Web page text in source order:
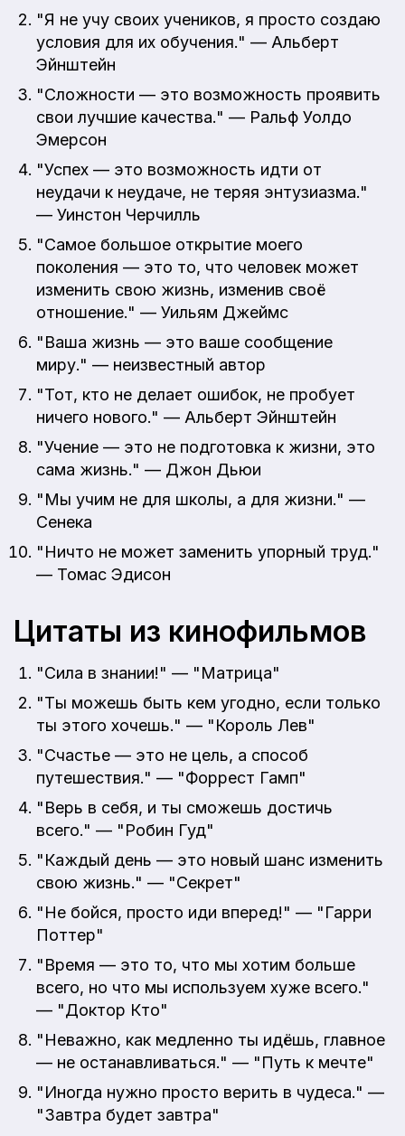
"Я не учу своих учеников, я просто создаю
условия для их обучения." — Альберт
Эйнштейн
"Сложности — это возможность проявить
свои лучшие качества." — Ральф Уолдо
Эмерсон
"Успех — это возможность идти от
неудачи к неудаче, не теряя энтузиазма."
— Уинстон Черчилль
"Самое большое открытие моего
поколения — это то, что человек может
изменить свою жизнь, изменив своё
отношение." — Уильям Джеймс
"Ваша жизнь — это ваше сообщение
миру." — неизвестный автор
"Тот, кто не делает ошибок, не пробует
ничего нового." — Альберт Эйнштейн
"Учение — это не подготовка к жизни, это
сама жизнь." — Джон Дьюи
"Мы учим не для школы, а для жизни." —
Сенека
"Ничто не может заменить упорный труд."
— Томас Эдисон
Цитаты из кинофильмов
"Сила в знании!" — "Матрица"
"Ты можешь быть кем угодно, если только
ты этого хочешь." — "Король Лев"
"Счастье — это не цель, а способ
путешествия." — "Форрест Гамп"
"Верь в себя, и ты сможешь достичь
всего." — "Робин Гуд"
"Каждый день — это новый шанс изменить
свою жизнь." — "Секрет"
"Не бойся, просто иди вперед!" — "Гарри
Поттер"
"Время — это то, что мы хотим больше
всего, но что мы используем хуже всего."
— "Доктор Кто"
"Неважно, как медленно ты идёшь, главное
— не останавливаться." — "Путь к мечте"
"Иногда нужно просто верить в чудеса." —
"Завтра будет завтра"